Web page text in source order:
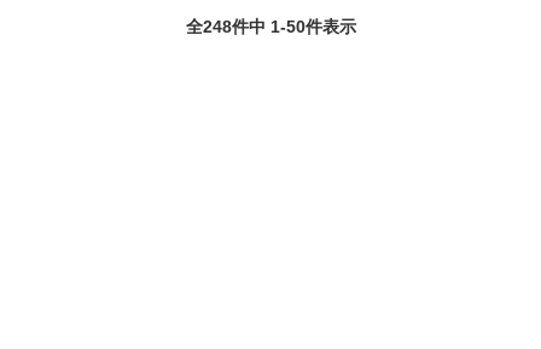
全248件中 1-50件表示